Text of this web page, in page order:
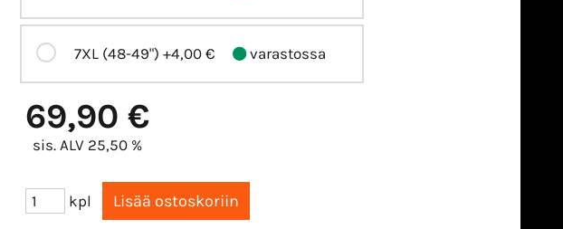
7XL (48-49") +4,00 € varastossa
69,90 €
sis. ALV 25,50 %
kpl